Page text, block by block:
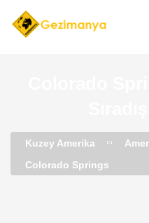
Kuzey Amerika
Colorado Springs